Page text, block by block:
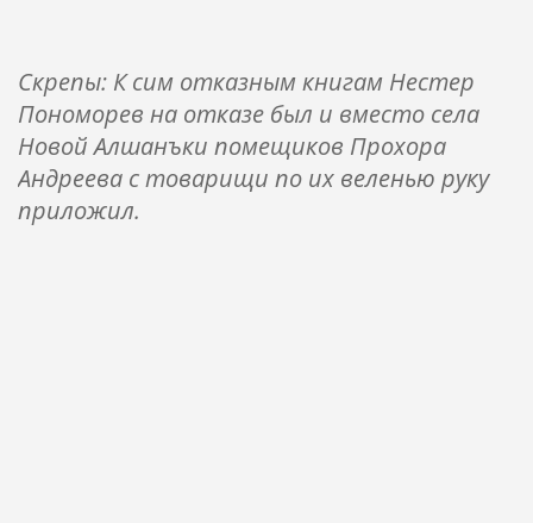
Скрепы: К сим отказным книгам Нестер
Пономорев на отказе был и вместо села
Новой Алшанъки помещиков Прохора
Андреева с товарищи по их веленью руку
приложил.